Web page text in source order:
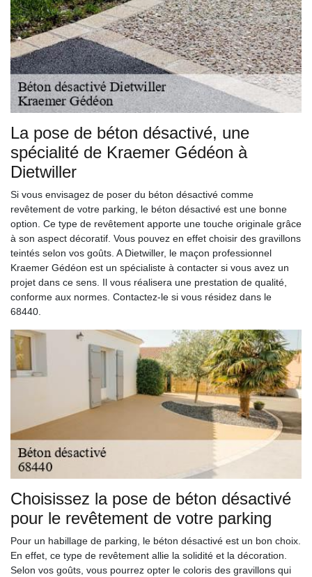
La pose de béton désactivé, une
spécialité de Kraemer Gédéon à
Dietwiller
Si vous envisagez de poser du béton désactivé comme
revêtement de votre parking, le béton désactivé est une bonne
option. Ce type de revêtement apporte une touche originale grâce
à son aspect décoratif. Vous pouvez en effet choisir des gravillons
teintés selon vos goûts. A Dietwiller, le maçon professionnel
Kraemer Gédéon est un spécialiste à contacter si vous avez un
projet dans ce sens. Il vous réalisera une prestation de qualité,
conforme aux normes. Contactez-le si vous résidez dans le
68440.
Choisissez la pose de béton désactivé
pour le revêtement de votre parking
Pour un habillage de parking, le béton désactivé est un bon choix.
En effet, ce type de revêtement allie la solidité et la décoration.
Selon vos goûts, vous pourrez opter le coloris des gravillons qui